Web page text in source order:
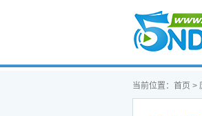
首页
当前位置： 首页 >